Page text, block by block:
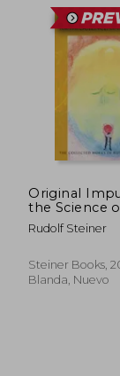
Original
the Science
Spirit (en
Rudolf Steiner
Steiner Books,
Blanda, Nuevo